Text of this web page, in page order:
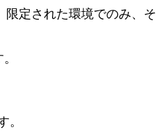
定された環境でのみ、そ